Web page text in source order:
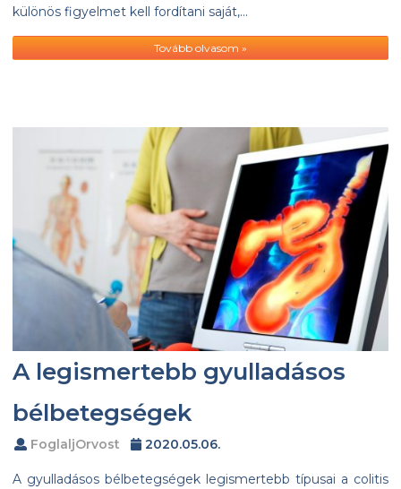
különös figyelmet kell fordítani saját,…
Tovább olvasom »
A legismertebb gyulladásos
bélbetegségek
FoglaljOrvost 2020.05.06.
A gyulladásos bélbetegségek legismertebb típusai a colitis